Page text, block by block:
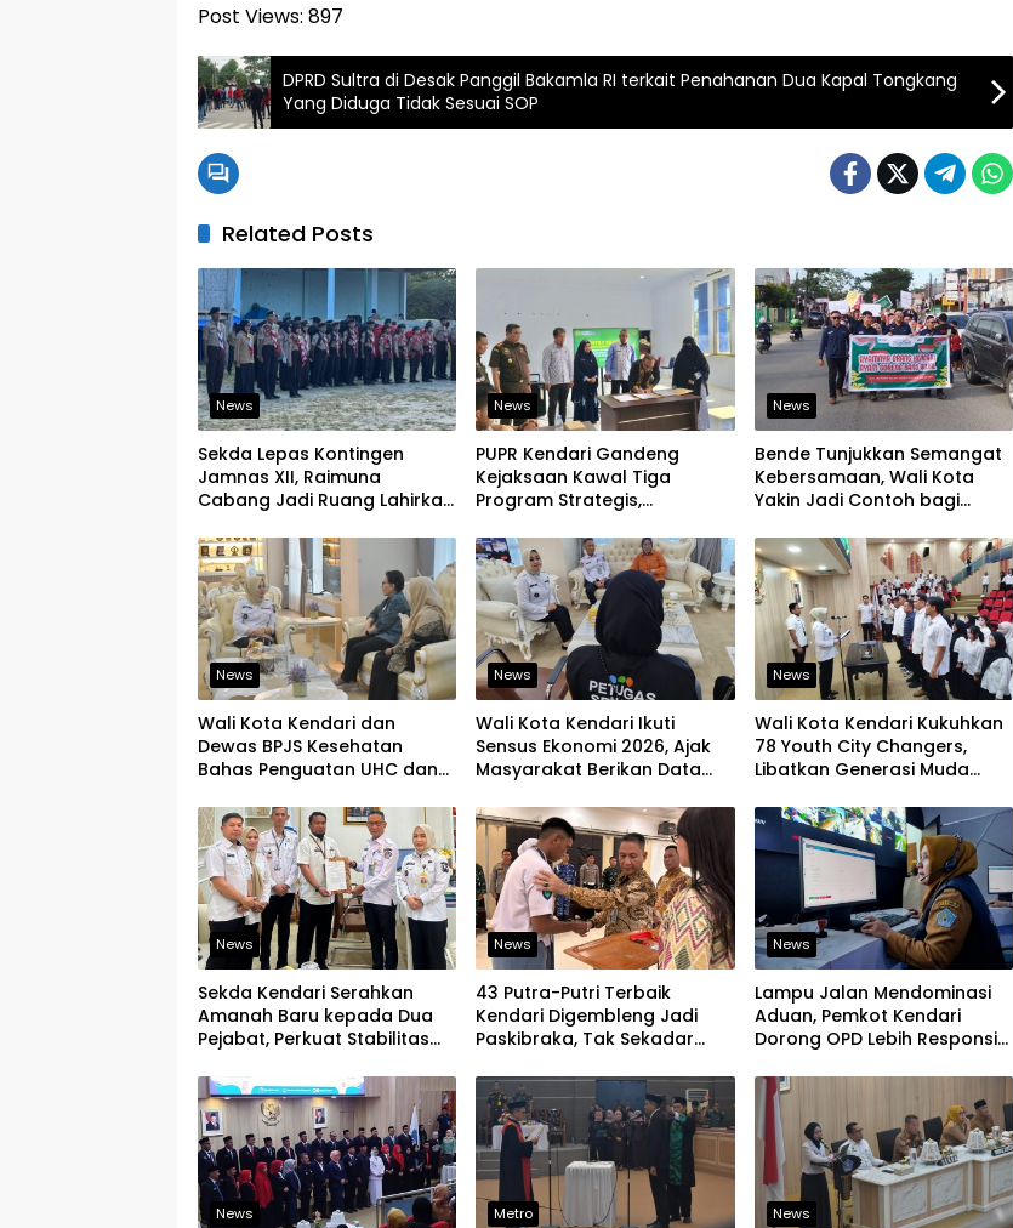
Post Views: 897
DPRD Sultra di Desak Panggil Bakamla RI terkait Penahanan Dua Kapal Tongkang
Yang Diduga Tidak Sesuai SOP
Related Posts
News
Sekda Lepas Kontingen
Jamnas XII, Raimuna
Cabang Jadi Ruang Lahirkan
Pemimpin
News
PUPR Kendari Gandeng
Kejaksaan Kawal Tiga
Program Strategis,
Infrastruktur Berintegritas
News
Bende Tunjukkan Semangat
Kebersamaan, Wali Kota
Yakin Jadi Contoh bagi
News
Wali Kota Kendari dan
Dewas BPJS Kesehatan
Bahas Penguatan UHC dan
Kesehatan
News
Wali Kota Kendari Ikuti
Sensus Ekonomi 2026, Ajak
Masyarakat Berikan Data
News
Wali Kota Kendari Kukuhkan
78 Youth City Changers,
Libatkan Generasi Muda
News
Sekda Kendari Serahkan
Amanah Baru kepada Dua
Pejabat, Perkuat Stabilitas
News
43 Putra-Putri Terbaik
Kendari Digembleng Jadi
Paskibraka, Tak Sekadar
News
Lampu Jalan Mendominasi
Aduan, Pemkot Kendari
Dorong OPD Lebih Responsif
News Metro News